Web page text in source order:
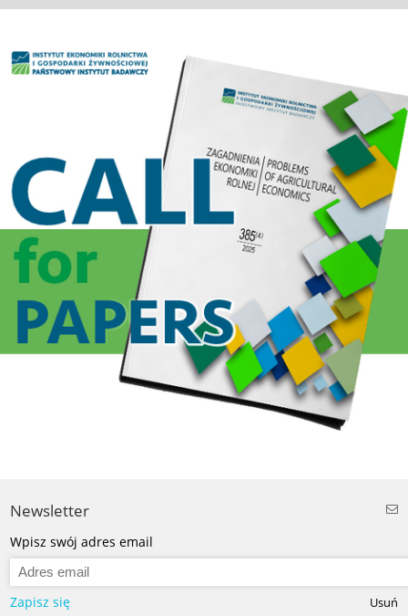
Newsletter
Wpisz swój adres email
Zapisz się Usuń